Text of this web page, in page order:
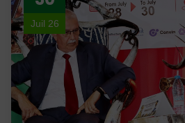
Juil 26